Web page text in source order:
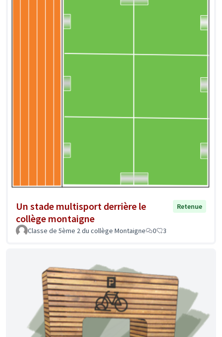
Un stade multisport derrière le
collège montaigne
Retenue
Classe de 5ème 2 du collège Montaigne 0 3